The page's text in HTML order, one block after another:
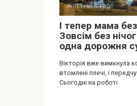
Життєві історії
І тепер мама
Зовсім без
одна дорожня
Вікторія вже вимкнула
втомлені плечі, і
Сьогодні на роботі